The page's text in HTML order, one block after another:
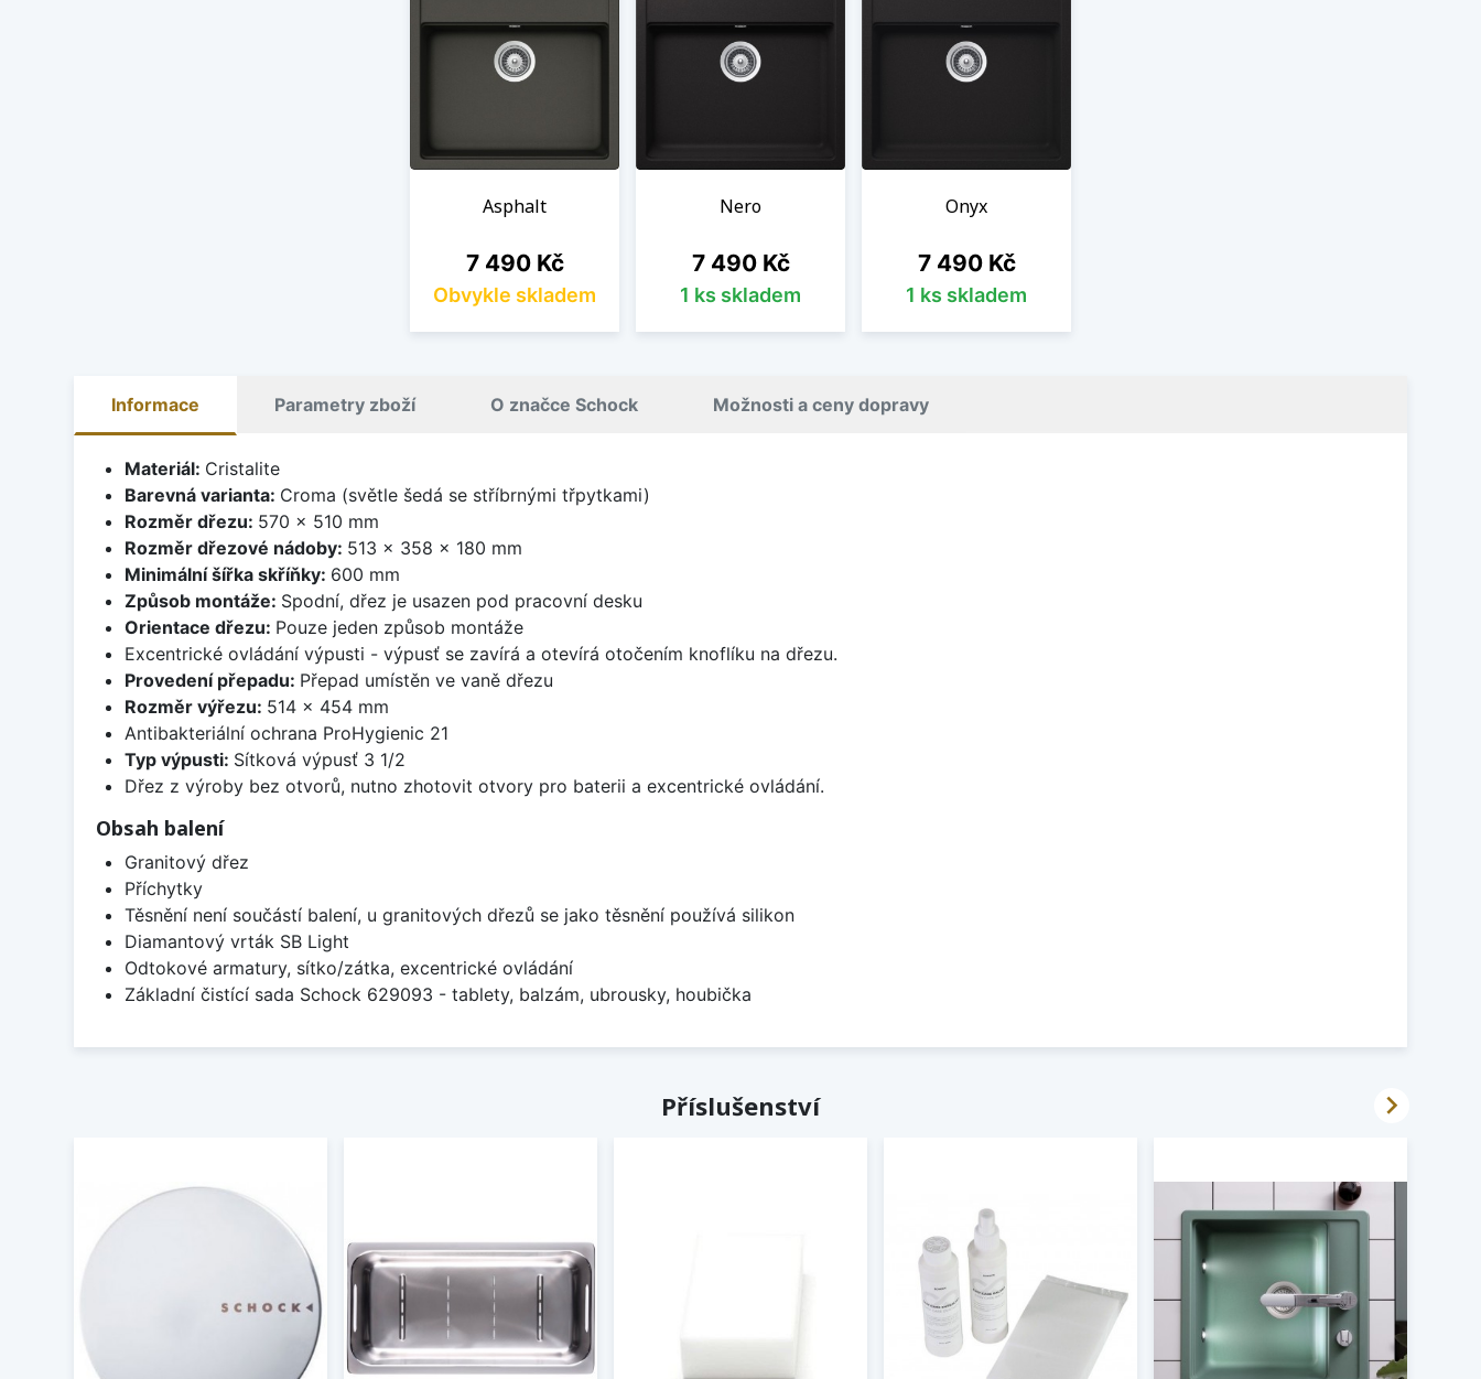
Asphalt
Cena
7 490 Kč
Obvykle skladem
Nero
Cena
7 490 Kč
1 ks skladem
Onyx
Cena
7 490 Kč
1 ks skladem
Informace Parametry zboží O značce Schock Možnosti a ceny dopravy
Materiál: Cristalite
Barevná varianta: Croma (světle šedá se stříbrnými třpytkami)
Rozměr dřezu: 570 x 510 mm
Rozměr dřezové nádoby: 513 x 358 x 180 mm
Minimální šířka skříňky: 600 mm
Způsob montáže: Spodní, dřez je usazen pod pracovní desku
Orientace dřezu: Pouze jeden způsob montáže
Excentrické ovládání výpusti - výpusť se zavírá a otevírá otočením knoflíku na dřezu.
Provedení přepadu: Přepad umístěn ve vaně dřezu
Rozměr výřezu: 514 x 454 mm
Antibakteriální ochrana ProHygienic 21
Typ výpusti: Sítková výpusť 3 1/2
Dřez z výroby bez otvorů, nutno zhotovit otvory pro baterii a excentrické ovládání.
Obsah balení
Granitový dřez
Příchytky
Těsnění není součástí balení, u granitových dřezů se jako těsnění používá silikon
Diamantový vrták SB Light
Odtokové armatury, sítko/zátka, excentrické ovládání
Základní čistící sada Schock 629093 - tablety, balzám, ubrousky, houbička
Příslušenství 